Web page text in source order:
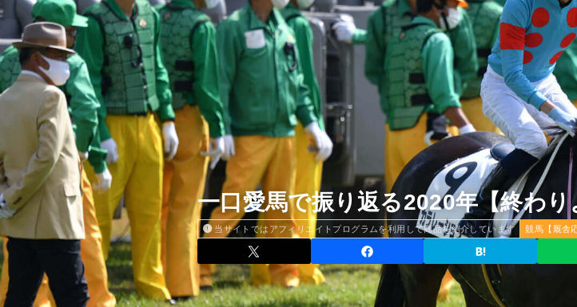
一口愛馬で振り返る2020年【終わ
当サイトではアフィリエイトプログラムを利用して商品を紹介しています 競馬【厩舎